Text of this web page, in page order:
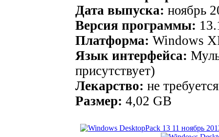
Дата выпуска: ноябрь
Версия программы:
Платформа: Windows
Язык интерфейса:
присутствует)
Лекарство: не
Размер: 4,02 GB